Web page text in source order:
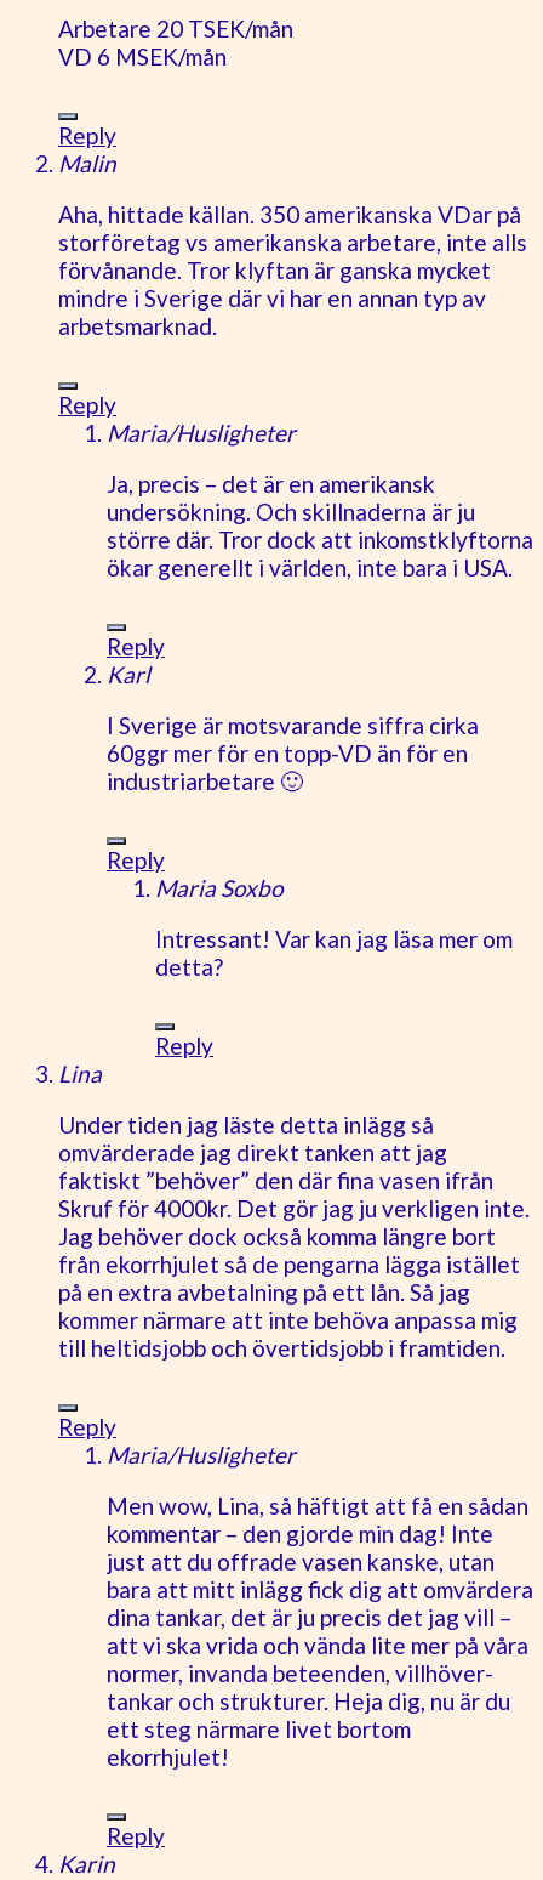
Arbetare 20 TSEK/mån
VD 6 MSEK/mån
Reply
Malin
Aha, hittade källan. 350 amerikanska VDar på
storföretag vs amerikanska arbetare, inte alls
förvånande. Tror klyftan är ganska mycket
mindre i Sverige där vi har en annan typ av
arbetsmarknad.
Reply
Maria/Husligheter
Ja, precis – det är en amerikansk
undersökning. Och skillnaderna är ju
större där. Tror dock att inkomstklyftorna
ökar generellt i världen, inte bara i USA.
Reply
Karl
I Sverige är motsvarande siffra cirka
60ggr mer för en topp-VD än för en
industriarbetare 🙂
Reply
Maria Soxbo
Intressant! Var kan jag läsa mer om
detta?
Reply
Lina
Under tiden jag läste detta inlägg så
omvärderade jag direkt tanken att jag
faktiskt ”behöver” den där fina vasen ifrån
Skruf för 4000kr. Det gör jag ju verkligen inte.
Jag behöver dock också komma längre bort
från ekorrhjulet så de pengarna lägga istället
på en extra avbetalning på ett lån. Så jag
kommer närmare att inte behöva anpassa mig
till heltidsjobb och övertidsjobb i framtiden.
Reply
Maria/Husligheter
Men wow, Lina, så häftigt att få en sådan
kommentar – den gjorde min dag! Inte
just att du offrade vasen kanske, utan
bara att mitt inlägg fick dig att omvärdera
dina tankar, det är ju precis det jag vill –
att vi ska vrida och vända lite mer på våra
normer, invanda beteenden, villhöver-
tankar och strukturer. Heja dig, nu är du
ett steg närmare livet bortom
ekorrhjulet!
Reply
Karin